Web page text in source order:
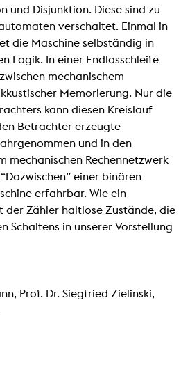
und Disjunktion. Diese sind zu
verschaltet. Einmal in
die Maschine selbständig in
Logik. In einer Endlosschleife
mechanischem
Memorierung. Nur die
kann diesen Kreislauf
Betrachter erzeugte
und in den
mechanischen Rechennetzwerk
einer binären
erfahrbar. Wie ein
der Zähler haltlose Zustände, die
Schaltens in unserer Vorstellung
Prof. Dr. Siegfried Zielinski,